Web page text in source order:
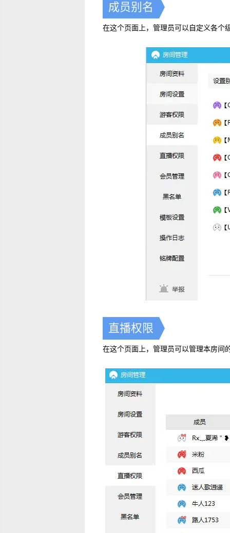
成员别名
在这个页面上，管理员可以自定义各个
直播权限
在这个页面上，管理员可以管理本房间